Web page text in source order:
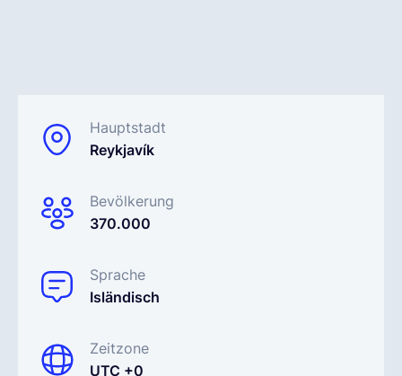
Hauptstadt
Reykjavík
Bevölkerung
370.000
Sprache
Isländisch
Zeitzone
UTC +0
Demo buchen
EOR & Payroll
Contractor Management